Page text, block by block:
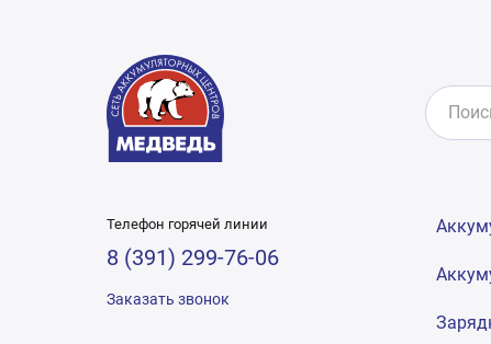
Телефон горячей линии
8 (391) 299-76-06
Заказать звонок